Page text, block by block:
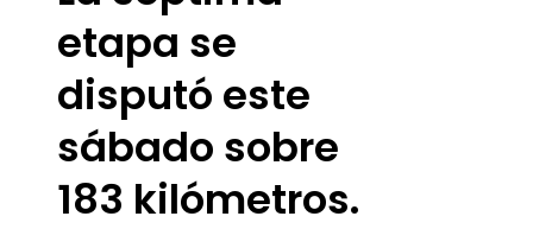
etapa se
disputó este
sábado sobre
183 kilómetros.